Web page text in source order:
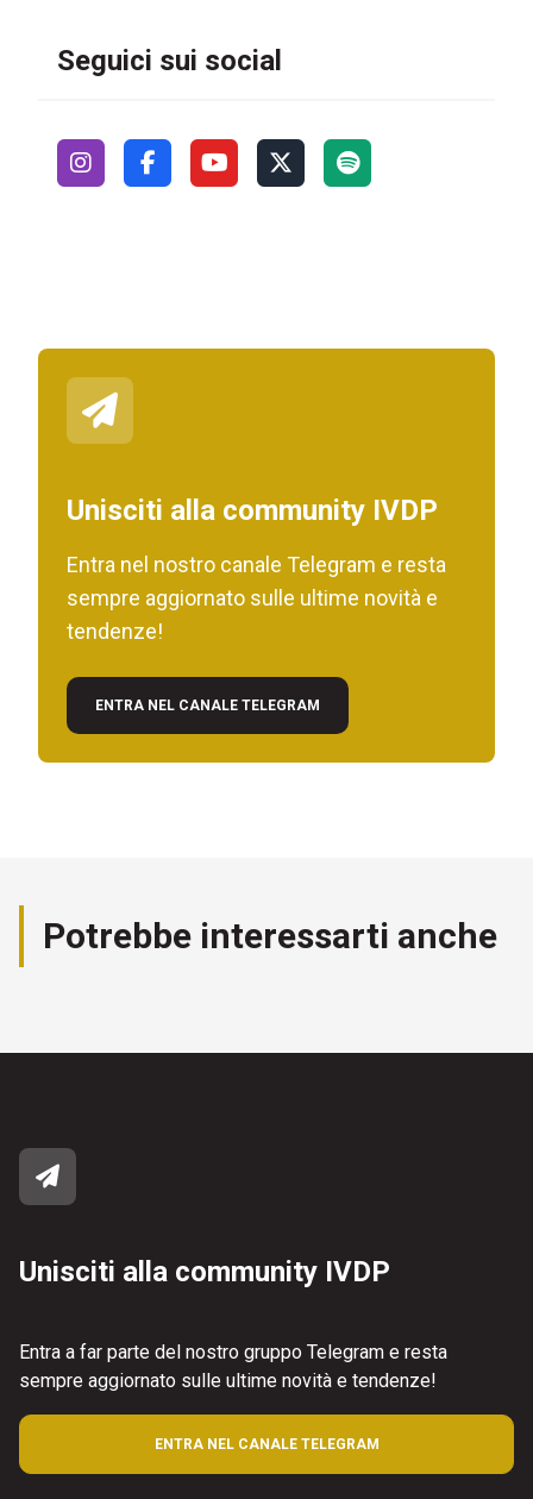
Seguici sui social
Unisciti alla community IVDP
Entra nel nostro canale Telegram e resta
sempre aggiornato sulle ultime novità e
tendenze!
ENTRA NEL CANALE TELEGRAM
Potrebbe interessarti anche
Unisciti alla community IVDP
Entra a far parte del nostro gruppo Telegram e resta
sempre aggiornato sulle ultime novità e tendenze!
ENTRA NEL CANALE TELEGRAM